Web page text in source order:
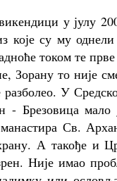
у јулу
које су му
током те
то није
У
Брезовица мало
Св.
А такође и
Није имао